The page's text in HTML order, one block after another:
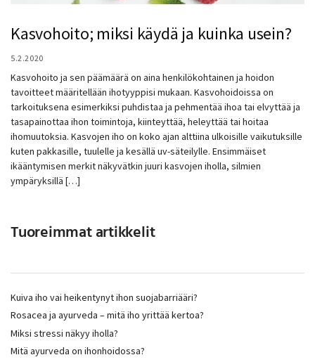
Kasvohoito; miksi käydä ja kuinka usein?
5.2.2020
Kasvohoito ja sen päämäärä on aina henkilökohtainen ja hoidon
tavoitteet määritellään ihotyyppisi mukaan. Kasvohoidoissa on
tarkoituksena esimerkiksi puhdistaa ja pehmentää ihoa tai elvyttää ja
tasapainottaa ihon toimintoja, kiinteyttää, heleyttää tai hoitaa
ihomuutoksia. Kasvojen iho on koko ajan alttiina ulkoisille vaikutuksille
kuten pakkasille, tuulelle ja kesällä uv-säteilylle. Ensimmäiset
ikääntymisen merkit näkyvätkin juuri kasvojen iholla, silmien
ympäryksillä […]
Tuoreimmat artikkelit
Kuiva iho vai heikentynyt ihon suojabarriääri?
Rosacea ja ayurveda – mitä iho yrittää kertoa?
Miksi stressi näkyy iholla?
Mitä ayurveda on ihonhoidossa?